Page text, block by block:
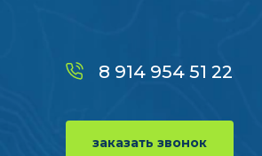
8 914 954 51 22
заказать звонок